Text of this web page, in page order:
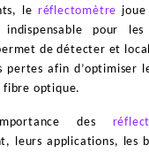
le réflectomètre
pour
de détecter et
pertes afin d’optimiser
fibre optique.
des
leurs applications, les